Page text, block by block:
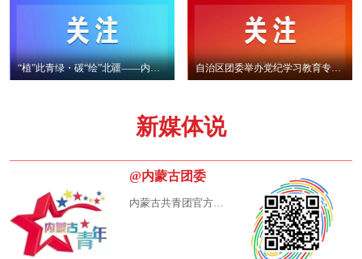
“植”此青绿・碳“绘”北疆——内蒙古各族各界青年植树活动在呼和浩特举行 自治区团委举办党纪学习教育专题读书班
新媒体说
@内蒙古团委
内蒙古共青团官方账